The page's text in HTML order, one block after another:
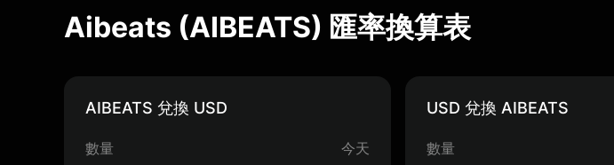
Aibeats (AIBEATS) 匯率換算表
AIBEATS 兌換 USD
數量 今天
USD 兌換 AIBEATS
數量